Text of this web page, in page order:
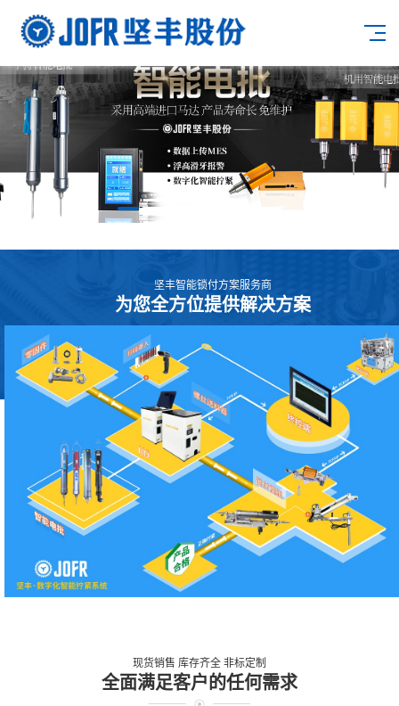
坚丰智能锁付方案服务商
为您全方位提供解决方案
现货销售 库存齐全 非标定制
全面满足客户的任何需求